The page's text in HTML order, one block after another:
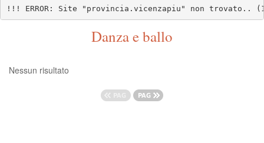
!!! ERROR: Site "provincia.vicenzapiu" non trovato..
Danza e ballo
Nessun risultato